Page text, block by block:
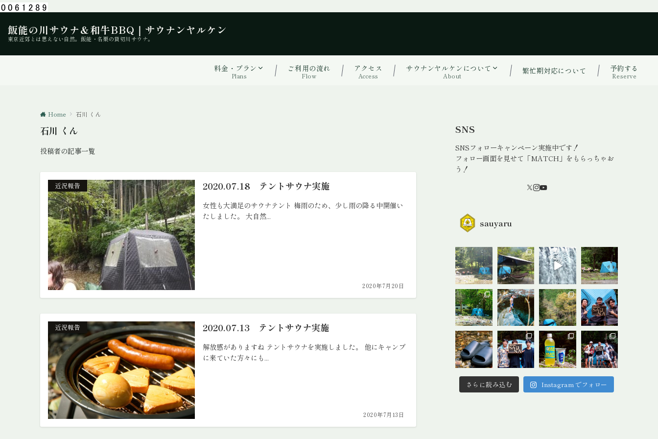
飯能の川サウナ＆和牛BBQ｜サウナンヤルケン
東京近郊とは思えない自然。飯能・名栗の貸切川サウナ。
料金・プラン
Plans
ご利用の流れ
Flow
アクセス
Access
サウナンヤルケンについて
About
繁忙期対応について 予約する
Reserve
Home 石川 くん
石川 くん
投稿者の記事一覧
近況報告 2020.07.18 テントサウナ実施
女性も大満足のサウナテント 梅雨のため、少し雨の降る中開催い
たしました。 大自然...
2020年7月20日
近況報告 2020.07.13 テントサウナ実施
解放感がありますね テントサウナを実施しました。 他にキャンプ
に来ていた方々にも...
2020年7月13日
SNS
SNSフォローキャンペーン実施中です！
フォロー画面を見せて「MATCH」をもらっちゃお
う！
sauyaru
さらに読み込む Instagram でフォロー